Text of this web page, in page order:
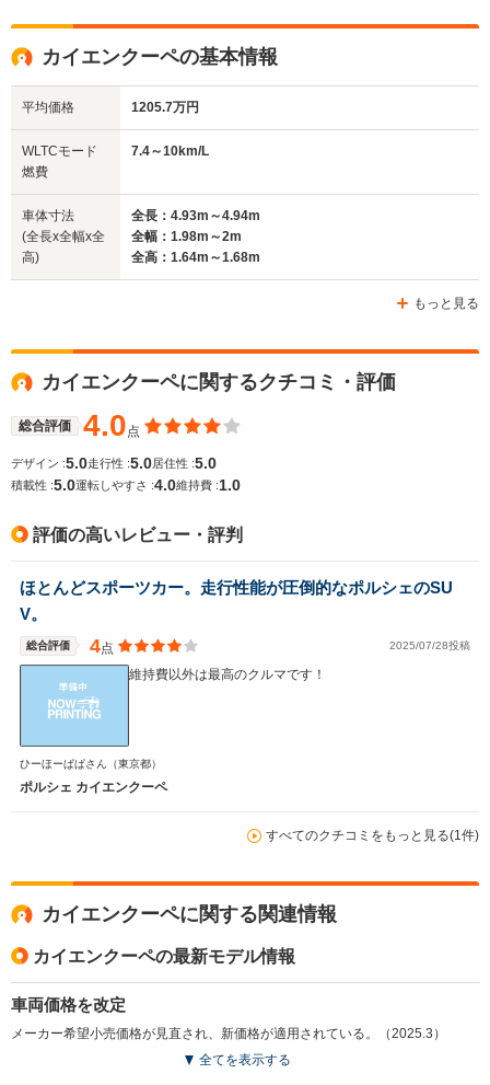
サイズ
(全長x全幅x全高)
WLTCモード
燃費
全高
1.67m～1.7m
全幅
1.98m～1.99m
7.4～10.0km/L
└市街地:4.8～
└郊外:7.7～11.0km/L
└高速道路:9.2～
11.4km/L
7.9～
カイエンクーペの基本情報
平均価格 1205.7万円
WLTCモード
燃費
7.4～10km/L
車体寸法
(全長x全幅x全
高)
全長：4.93m～4.94m
全幅：1.98m～2m
全高：1.64m～1.68m
もっと見る
カイエンクーペに関するクチコミ・評価
総合評価 4.0点
デザイン :5.0走行性 :5.0居住性 :5.0
積載性 :5.0運転しやすさ :4.0維持費 :1.0
評価の高いレビュー・評判
ほとんどスポーツカー。走行性能が圧倒的なポルシェのSU
V。
総合評価 4点 2025/07/28投稿
維持費以外は最高のクルマです！
ひーほーぱぱさん （東京都）
ポルシェ カイエンクーペ
すべてのクチコミをもっと見る(1件)
カイエンクーペに関する関連情報
カイエンクーペの最新モデル情報
車両価格を改定
メーカー希望小売価格が見直され、新価格が適用されている。（2025.3）
全てを表示する